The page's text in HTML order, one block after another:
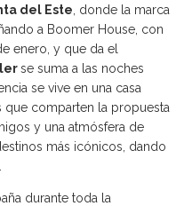
del Este , donde la marca
a Boomer House, con
enero, y que da el
se suma a las noches
se vive en una casa
que comparten la propuesta
y una atmósfera de
más icónicos, dando
durante toda la